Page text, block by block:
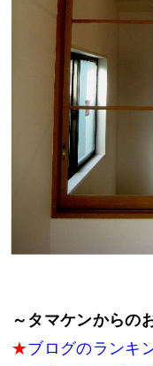
～タマケンからの
★ブログのランキ